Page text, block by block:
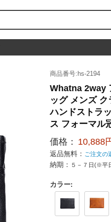
商品番号:hs-2194
Whatna 2way
ッグ メンズ
ハンドストラ
ス フォーマル
価格： 10,888
返品無料： ご注文の
納期： ５－７日(※平
カラー: